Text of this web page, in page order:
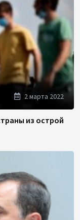
2 марта 2022
из острой